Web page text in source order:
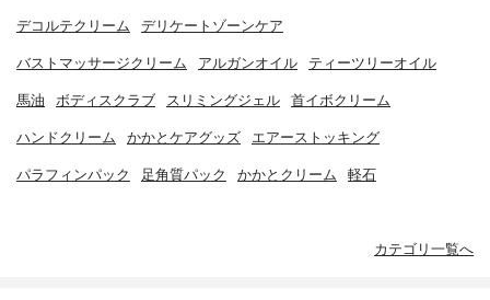
デコルテクリーム デリケートゾーンケア
バストマッサージクリーム アルガンオイル ティーツリーオイル
馬油 ボディスクラブ スリミングジェル 首イボクリーム
ハンドクリーム かかとケアグッズ エアーストッキング
パラフィンパック 足角質パック かかとクリーム 軽石
カテゴリ一覧へ